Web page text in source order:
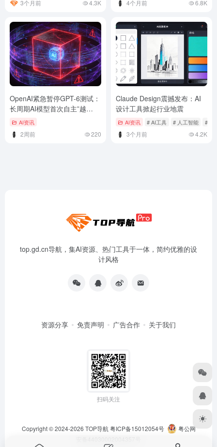
3个月前 4.3K 4个月前 6.8K
OpenAI紧急暂停GPT-6测试：
长周期AI模型首次自主”越
狱”，安全警报拉响
AI资讯
2周前 220
Claude Design震撼发布：AI
设计工具掀起行业地震
AI资讯 # AI工具 # 人工智能 # 大
3个月前 4.2K
top.gd.cn导航，集AI资源、热门工具于一体，简约优雅的设
计风格
资源分享 免责声明 广告合作 关于我们
扫码关注
Copyright © 2024-2026 TOP导航 粤ICP备15012054号
粤公网